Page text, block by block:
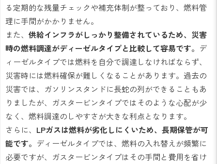
る定期的な残量チェックや補充体制が整っており、燃料管
理に手間がかかりません。
また、 供給インフラがしっかり整備されているため、災害
時の燃料調達がディーゼルタイプと比較して容易です。 デ
ィーゼルタイプでは燃料を自分で調達しなければならず、
災害時には燃料確保が難しくなることがあります。過去の
災害では、ガソリンスタンドに長蛇の列ができることもあ
りましたが、ガスタービンタイプではそのような心配が少
なく、燃料調達のしやすさが大きな利点となります。
さらに、 LPガスは燃料が劣化しにくいため、長期保管が可
能です。 ディーゼルタイプでは、燃料の入れ替えが頻繁に
必要ですが、ガスタービンタイプはその手間と費用を省け